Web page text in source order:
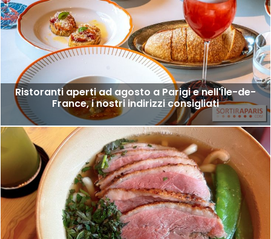
Ristoranti aperti ad agosto a Parigi e nell'Île-de-
France, i nostri indirizzi consigliati